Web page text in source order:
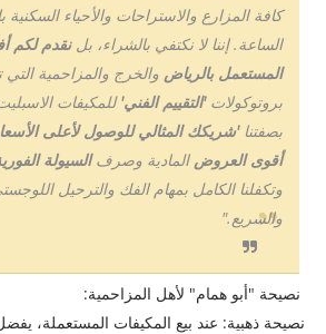
كافة المزارع والاستراحات والأحياء السكنية
الساعة. إننا لا نكتفي بالشراء، بلنقدم لكم
المستعمل بالرياض والخرج والمزاحمية التي
بروتوكولات'التقييم الفني'للمكيفات
بصفتنا'شريكك المثالي للوصول لأعلى
أقوى العروض المادية وصرفالسيولة
وتكفلنا الكامل بمهام الفك والترحيل
والسريع."
نصيحة "أبو همام" لأهل المزاحمية:
​نصيحة ذهبية: عند بيع المكيفات المستعملة،